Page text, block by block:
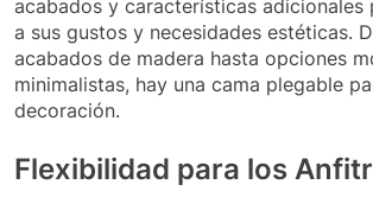
acabados y características adicionales
a sus gustos y necesidades estéticas.
acabados de madera hasta opciones
minimalistas, hay una cama plegable
decoración.
Flexibilidad para los